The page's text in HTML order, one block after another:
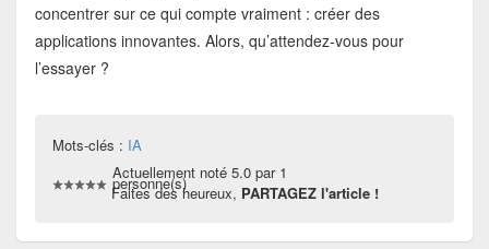
concentrer sur ce qui compte vraiment : créer des
applications innovantes. Alors, qu’attendez-vous pour
l’essayer ?
Mots-clés : IA
Actuellement noté 5.0 par 1
personne(s)
Faites des heureux, PARTAGEZ l'article !